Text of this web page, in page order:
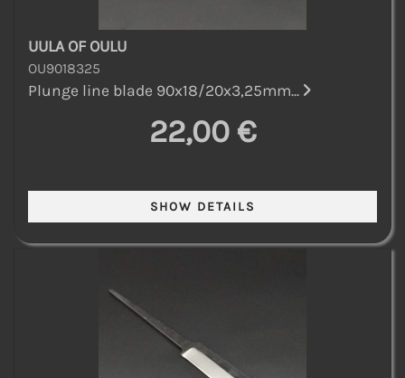
UULA OF OULU
OU9018325
Plunge line blade 90x18/20x3,25mm...
22,00 €